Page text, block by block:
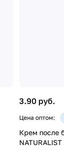
3.90 руб.
Цена оптом:
Крем после
NATURALIST